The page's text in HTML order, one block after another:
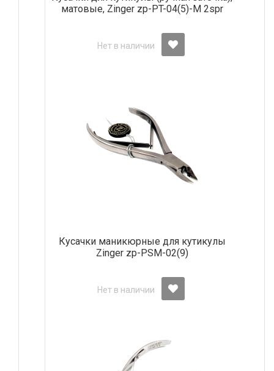
матовые, Zinger zp-PT-04(5)-M 2spr
Нет в наличии
Кусачки маникюрные для кутикулы
Zinger zp-PSM-02(9)
Нет в наличии